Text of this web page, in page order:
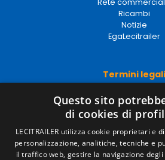
Ricambi
Notizie
EgaLecitrailer
Termini legali
Avviso legale
Politiche sulla
Politica sui
Condizioni generali di
Gestire i cookie
Questo sito
di cookies di
LECITRAILER utilizza cookie proprietari e
personalizzazione, analitiche, tecniche e
il traffico web, gestire la navigazione